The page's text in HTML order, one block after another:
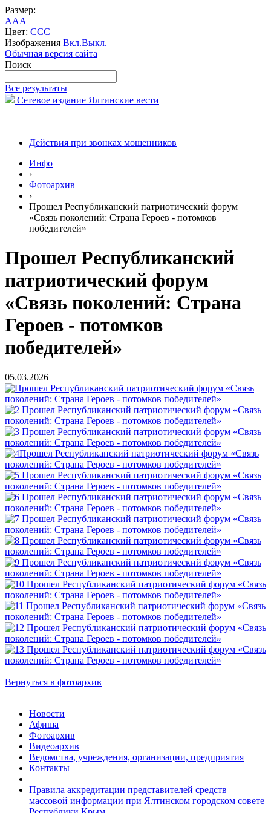
Размер:
AAA
Цвет: CCC
Изображения Вкл.Выкл.
Обычная версия сайта
Поиск
Все результаты
Сетевое издание Ялтинские вести
Действия при звонках мошенников
Инфо
›
Фотоархив
›
Прошел Республиканский патриотический форум
«Связь поколений: Страна Героев - потомков
победителей»
Прошел Республиканский
патриотический форум
«Связь поколений: Страна
Героев - потомков
победителей»
05.03.2026
Вернуться в фотоархив
Новости
Афиша
Фотоархив
Видеоархив
Ведомства, учреждения, организации, предприятия
Контакты
Правила аккредитации представителей средств
массовой информации при Ялтинском городском совете